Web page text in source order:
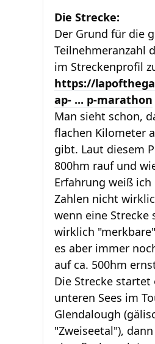
Die Strecke:
Der Grund für die
Teilnehmeranzahl
im Streckenprofil
https://
ap- ... p-marathon
Man sieht schon,
flachen Kilometer
gibt. Laut diesem
800hm rauf und
Erfahrung weiß
Zahlen nicht
wenn eine Strecke
wirklich
es aber immer
auf ca. 500hm
Die Strecke startet
unteren Sees im
Glendalough
"Zweiseetal"),